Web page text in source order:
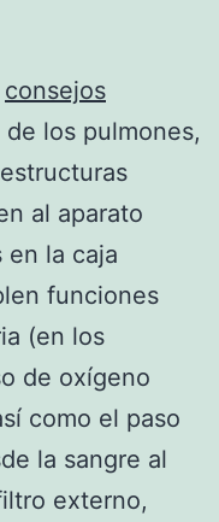
consejos
los pulmones,
al aparato
en la caja
funciones
(en los
de oxígeno
como el paso
la sangre al
externo,